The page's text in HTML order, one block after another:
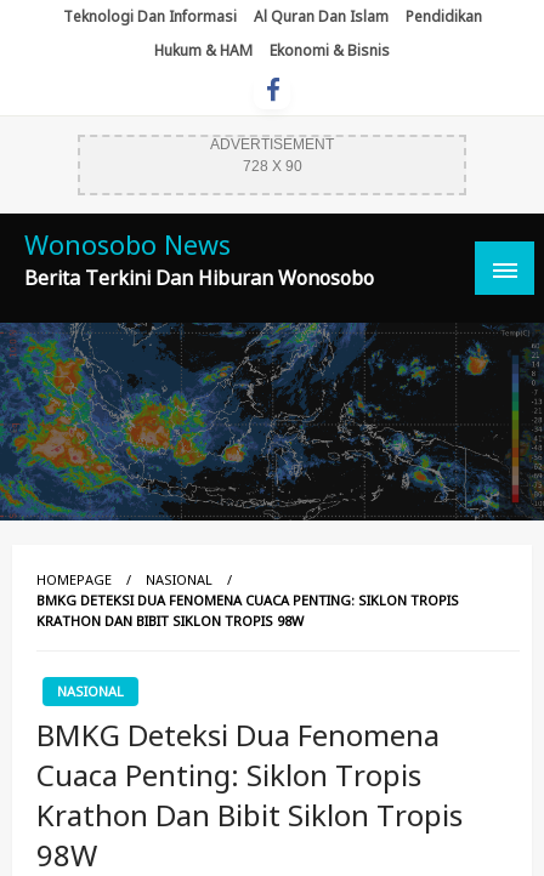
Teknologi Dan Informasi Al Quran Dan Islam
Pendidikan
Hukum & HAM
Ekonomi & Bisnis
ADVERTISEMENT
728 X 90
Wonosobo News
Berita Terkini Dan Hiburan Wonosobo
HOMEPAGE
NASIONAL
BMKG DETEKSI DUA FENOMENA CUACA PENTING: SIKLON TROPIS
KRATHON DAN BIBIT SIKLON TROPIS 98W
NASIONAL
BMKG Deteksi Dua Fenomena
Cuaca Penting: Siklon Tropis
Krathon Dan Bibit Siklon Tropis
98W